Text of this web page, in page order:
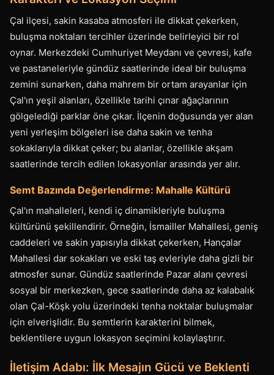
Çal ilçesi, sakin kasaba atmosferi ile dikkat çekerken,
buluşma noktaları tercihler üzerinde belirleyici bir rol
oynar. Merkezdeki Cumhuriyet Meydanı ve çevresi, kafe
ve pastaneleriyle gündüz saatlerinde ideal bir buluşma
zemini sunarken, daha mahrem bir ortam arayanlar için
Çal'ın yeşil alanları, özellikle tarihi çınar ağaçlarının
gölgelediği parklar öne çıkar. İlçenin doğusunda yer alan
yeni yerleşim bölgeleri ise daha sakin ve tenha
sokaklarıyla dikkat çeker; bu alanlar, özellikle akşam
saatlerinde tercih edilen lokasyonlar arasında yer alır.
Semt Bazında Değerlendirme: Mahalle Kültürü
Çal'ın mahalleleri, kendi iç dinamikleriyle buluşma
kültürünü şekillendirir. Örneğin, İsmailler Mahallesi, geniş
caddeleri ve sakin yapısıyla dikkat çekerken, Hançalar
Mahallesi dar sokakları ve eski taş evleriyle daha gizli bir
atmosfer sunar. Gündüz saatlerinde Pazar alanı çevresi
sosyal bir merkezken, gece saatlerinde daha az kalabalık
olan Çal-Köşk yolu üzerindeki tenha noktalar buluşmalar
için elverişlidir. Bu semtlerin karakterini bilmek,
beklentilere uygun lokasyon seçimini kolaylaştırır.
İletişim Adabı: İlk Mesajın Gücü ve Beklenti